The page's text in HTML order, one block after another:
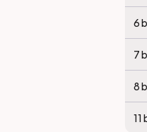
6
7
8
11